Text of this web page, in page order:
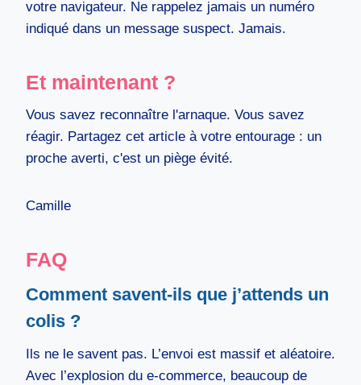
votre navigateur. Ne rappelez jamais un numéro
indiqué dans un message suspect. Jamais.
Et maintenant ?
Vous savez reconnaître l'arnaque. Vous savez
réagir. Partagez cet article à votre entourage : un
proche averti, c'est un piège évité.
Camille
FAQ
Comment savent-ils que j’attends un
colis ?
Ils ne le savent pas. L’envoi est massif et aléatoire.
Avec l’explosion du e-commerce, beaucoup de